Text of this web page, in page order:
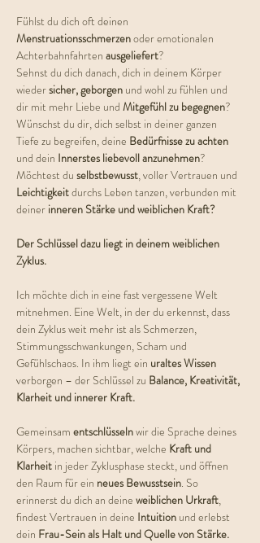
Fühlst du dich oft deinen
Menstruationsschmerzen oder emotionalen
Achterbahnfahrten ausgeliefert?
Sehnst du dich danach, dich in deinem Körper
wieder sicher, geborgen und wohl zu fühlen und
dir mit mehr Liebe und Mitgefühl zu begegnen?
Wünschst du dir, dich selbst in deiner ganzen
Tiefe zu begreifen, deine Bedürfnisse zu achten
und dein Innerstes liebevoll anzunehmen?
Möchtest du selbstbewusst, voller Vertrauen und
Leichtigkeit durchs Leben tanzen, verbunden mit
deiner inneren Stärke und weiblichen Kraft?
Der Schlüssel dazu liegt in deinem weiblichen
Zyklus.
Ich möchte dich in eine fast vergessene Welt
mitnehmen. Eine Welt, in der du erkennst, dass
dein Zyklus weit mehr ist als Schmerzen,
Stimmungsschwankungen, Scham und
Gefühlschaos. In ihm liegt ein uraltes Wissen
verborgen – der Schlüssel zu Balance, Kreativität,
Klarheit und innerer Kraft.
Gemeinsam entschlüsseln wir die Sprache deines
Körpers, machen sichtbar, welche Kraft und
Klarheit in jeder Zyklusphase steckt, und öffnen
den Raum für ein neues Bewusstsein. So
erinnerst du dich an deine weiblichen Urkraft,
findest Vertrauen in deine Intuition und erlebst
dein Frau-Sein als Halt und Quelle von Stärke.